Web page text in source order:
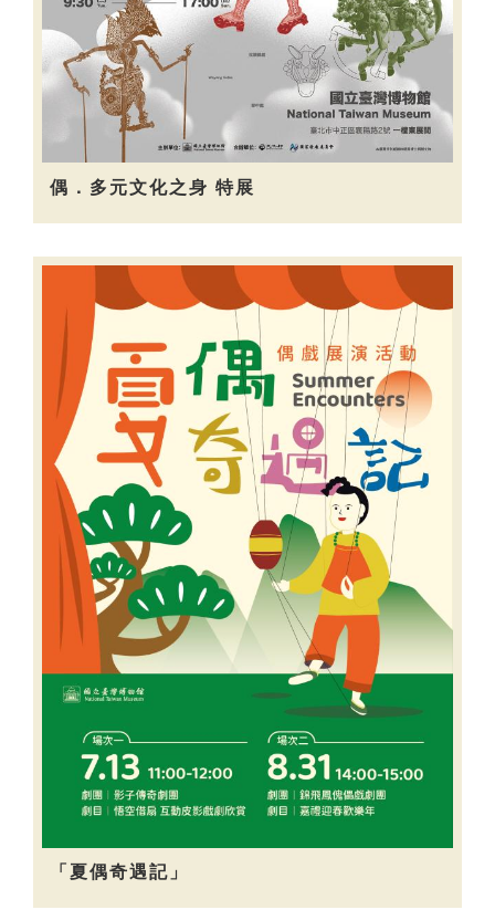
偶．多元文化之身 特展
「夏偶奇遇記」